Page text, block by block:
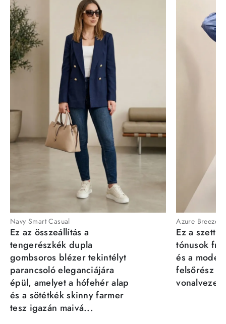
Navy Smart Casual
Ez az összeállítás a
tengerészkék dupla
gombsoros blézer tekintélyt
parancsoló eleganciájára
épül, amelyet a hófehér alap
és a sötétkék skinny farmer
tesz igazán maivá...
Azure Breeze
Ez a szett
tónusok
és a
felsőrész